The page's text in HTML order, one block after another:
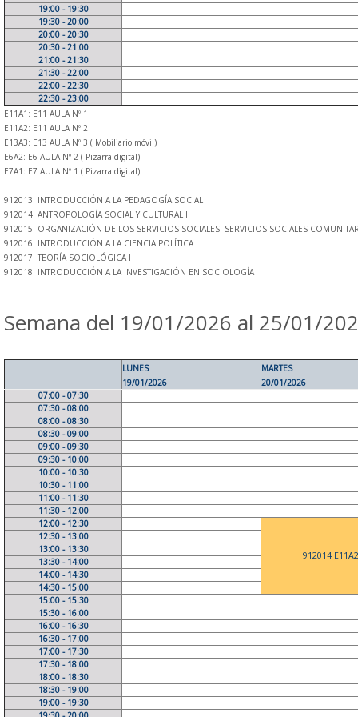
19:00 - 19:30
19:30 - 20:00
20:00 - 20:30
20:30 - 21:00
21:00 - 21:30
21:30 - 22:00
22:00 - 22:30
22:30 - 23:00
E11A1: E11 AULA Nº 1
E11A2: E11 AULA Nº 2
E13A3: E13 AULA Nº 3 ( Mobiliario móvil)
E6A2: E6 AULA Nº 2 ( Pizarra digital)
E7A1: E7 AULA Nº 1 ( Pizarra digital)
912013: INTRODUCCIÓN A LA PEDAGOGÍA SOCIAL
912014: ANTROPOLOGÍA SOCIAL Y CULTURAL II
912015: ORGANIZACIÓN DE LOS SERVICIOS SOCIALES: SERVICIOS SOCIALES
912016: INTRODUCCIÓN A LA CIENCIA POLÍTICA
912017: TEORÍA SOCIOLÓGICA I
912018: INTRODUCCIÓN A LA INVESTIGACIÓN EN SOCIOLOGÍA
Semana del 19/01/2026 al 25/01/
LUNES
19/01/2026
MARTES
20/01/2026
07:00 - 07:30
07:30 - 08:00
08:00 - 08:30
08:30 - 09:00
09:00 - 09:30
09:30 - 10:00
10:00 - 10:30
10:30 - 11:00
11:00 - 11:30
11:30 - 12:00
12:00 - 12:30
912014 E11A2
12:30 - 13:00
13:00 - 13:30
13:30 - 14:00
14:00 - 14:30
14:30 - 15:00
15:00 - 15:30
15:30 - 16:00
16:00 - 16:30
16:30 - 17:00
17:00 - 17:30
17:30 - 18:00
18:00 - 18:30
18:30 - 19:00
19:00 - 19:30